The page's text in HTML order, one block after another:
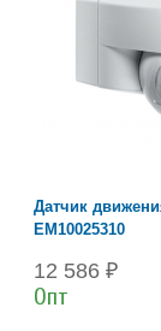
Датчик
EM10025310
12 586 ₽
Опт